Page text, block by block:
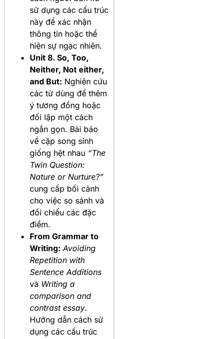
sử dụng các cấu trúc
này để xác nhận
thông tin hoặc thể
hiện sự ngạc nhiên.
Unit 8. So, Too,
Neither, Not either,
and But: Nghiên cứu
các từ dùng để thêm
ý tương đồng hoặc
đối lập một cách
ngắn gọn. Bài báo
về cặp song sinh
giống hệt nhau “The
Twin Question:
Nature or Nurture?”
cung cấp bối cảnh
cho việc so sánh và
đối chiếu các đặc
điểm.
From Grammar to
Writing: Avoiding
Repetition with
Sentence Additions
và Writing a
comparison and
contrast essay.
Hướng dẫn cách sử
dụng các cấu trúc